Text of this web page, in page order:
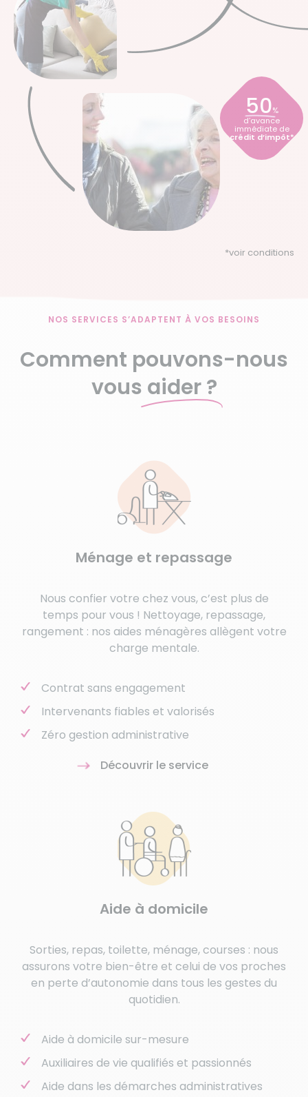
50%
d’avance
immédiate de
crédit d’impôt*
*voir conditions
NOS SERVICES S’ADAPTENT À VOS BESOINS
Comment pouvons-nous
vous aider ?
Ménage et repassage
Nous confier votre chez vous, c’est plus de
temps pour vous ! Nettoyage, repassage,
rangement : nos aides ménagères allègent votre
charge mentale.
Contrat sans engagement
Intervenants fiables et valorisés
Zéro gestion administrative
Découvrir le service
Aide à domicile
Sorties, repas, toilette, ménage, courses : nous
assurons votre bien-être et celui de vos proches
en perte d’autonomie dans tous les gestes du
quotidien.
Aide à domicile sur-mesure
Auxiliaires de vie qualifiés et passionnés
Aide dans les démarches administratives